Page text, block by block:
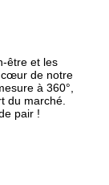
être et les
cœur de notre
à 360°,
du marché.
pair !